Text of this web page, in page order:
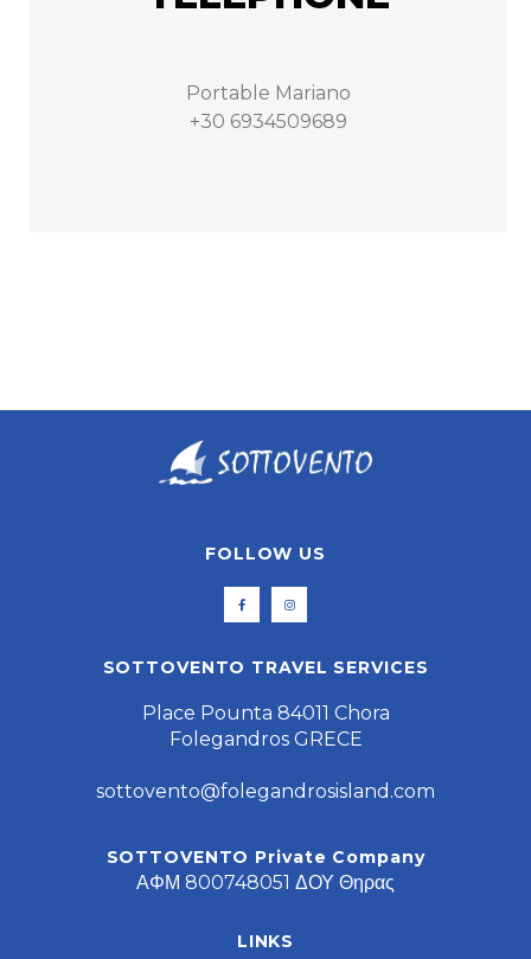
Portable Mariano
+30 6934509689
FOLLOW US
SOTTOVENTO TRAVEL SERVICES
Place Pounta 84011 Chora
Folegandros GRECE
sottovento@folegandrosisland.com
SOTTOVENTO Private Company
ΑΦΜ 800748051 ΔΟΥ Θηρας
LINKS